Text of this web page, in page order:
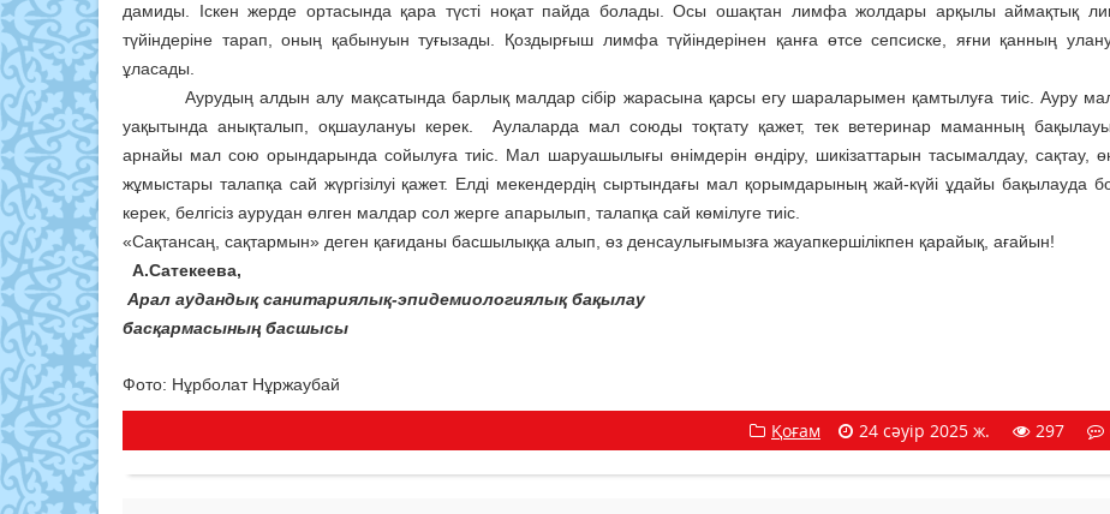
дамиды. Іскен жерде ортасында қара түсті ноқат пайда болады. Осы ошақтан лимфа жолдары арқылы аймақтық
түйіндеріне тарап, оның қабынуын туғызады. Қоздырғыш лимфа түйіндерінен қанға өтсе сепсиске, яғни қанның
ұласады.
Аурудың алдын алу мақсатында барлық малдар сібір жарасына қарсы егу шараларымен қамтылуға тиіс. Ауру
уақытында анықталып, оқшаулануы керек. Аулаларда мал союды тоқтату қажет, тек ветеринар маманның
арнайы мал сою орындарында сойылуға тиіс. Мал шаруашылығы өнімдерін өндіру, шикізаттарын тасымалдау, сақтау,
жұмыстары талапқа сай жүргізілуі қажет. Елді мекендердің сыртындағы мал қорымдарының жай-күйі ұдайы бақылауда
керек, белгісіз аурудан өлген малдар сол жерге апарылып, талапқа сай көмілуге тиіс.
«Сақтансаң, сақтармын» деген қағиданы басшылыққа алып, өз денсаулығымызға жауапкершілікпен қарайық, ағайын!
А.Сатекеева,
Арал аудандық санитариялық-эпидемиологиялық бақылау
басқармасының басшысы
Фото: Нұрболат Нұржаубай
Қоғам 24 сәуір 2025 ж. 297